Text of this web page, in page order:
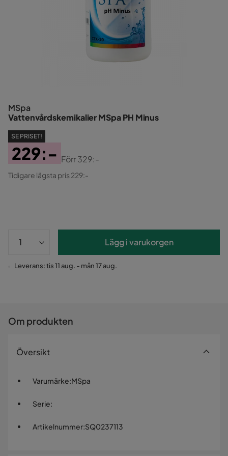
MSpa
Vattenvårdskemikalier MSpa PH Minus
SE PRISET!
Pris
229:-
Original
Förr329:-
Tidigare lägsta pris 229:-
Lägg i varukorgen
Leverans: tis 11 aug. - mån 17 aug.
Om produkten
Översikt
Varumärke:MSpa
Serie:
Artikelnummer:SQ0237113